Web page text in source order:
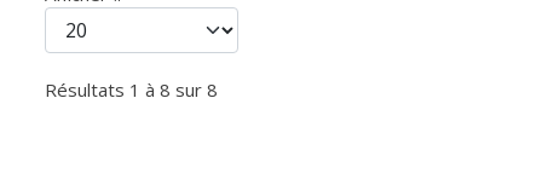
Résultats 1 à 8 sur 8